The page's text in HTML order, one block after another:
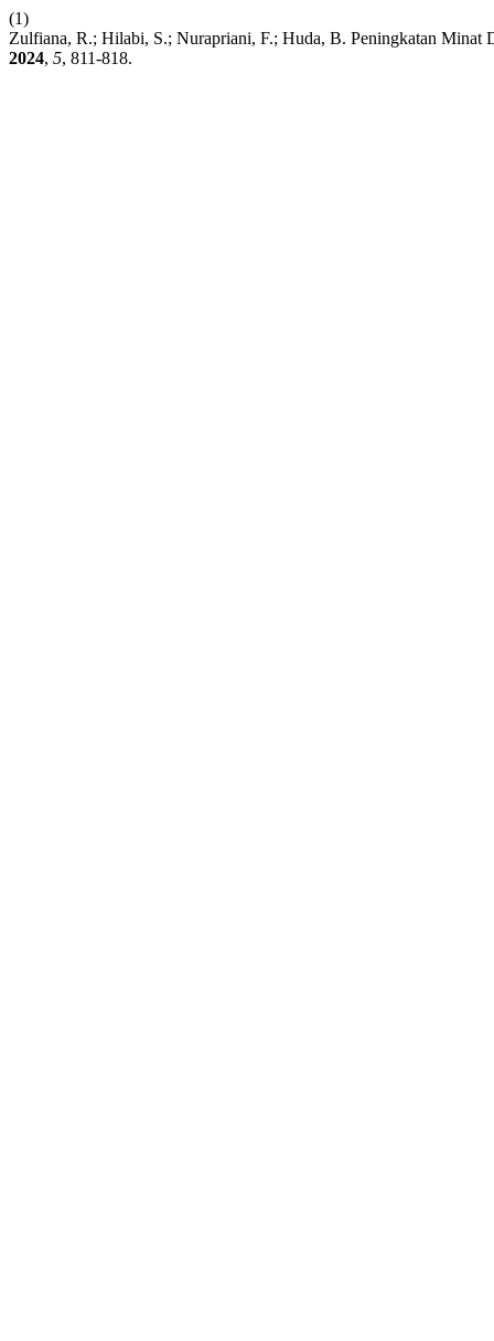
(1)
Zulfiana, R.; Hilabi, S.; Nurapriani, F.; Huda, B. Peningkatan
2024, 5, 811-818.